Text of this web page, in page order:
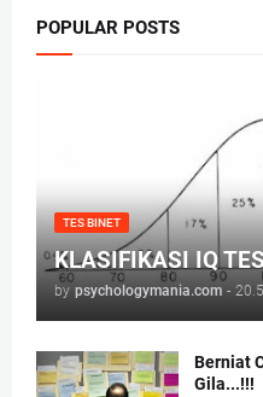
POPULAR POSTS
TES BINET
KLASIFIKASI IQ
by psychologymania.com -
Berniat
Gila...!!!